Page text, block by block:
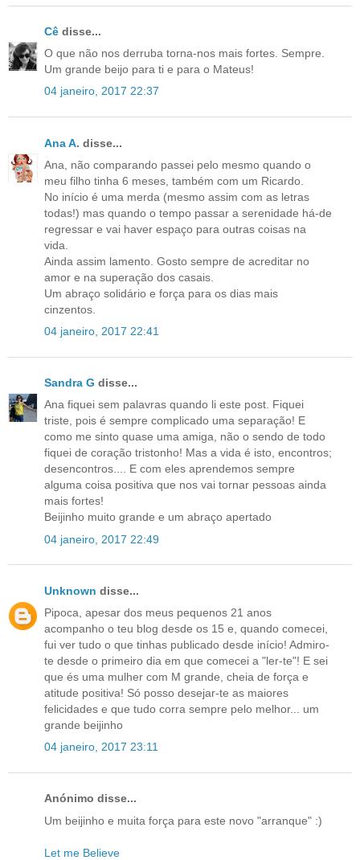
Cê disse...
O que não nos derruba torna-nos mais fortes. Sempre.
Um grande beijo para ti e para o Mateus!
04 janeiro, 2017 22:37
Ana A. disse...
Ana, não comparando passei pelo mesmo quando o
meu filho tinha 6 meses, também com um Ricardo.
No início é uma merda (mesmo assim com as letras
todas!) mas quando o tempo passar a serenidade há-de
regressar e vai haver espaço para outras coisas na
vida.
Ainda assim lamento. Gosto sempre de acreditar no
amor e na superação dos casais.
Um abraço solidário e força para os dias mais
cinzentos.
04 janeiro, 2017 22:41
Sandra G disse...
Ana fiquei sem palavras quando li este post. Fiquei
triste, pois é sempre complicado uma separação! E
como me sinto quase uma amiga, não o sendo de todo
fiquei de coração tristonho! Mas a vida é isto, encontros;
desencontros.... E com eles aprendemos sempre
alguma coisa positiva que nos vai tornar pessoas ainda
mais fortes!
Beijinho muito grande e um abraço apertado
04 janeiro, 2017 22:49
Unknown disse...
Pipoca, apesar dos meus pequenos 21 anos
acompanho o teu blog desde os 15 e, quando comecei,
fui ver tudo o que tinhas publicado desde início! Admiro-
te desde o primeiro dia em que comecei a "ler-te"! E sei
que és uma mulher com M grande, cheia de força e
atitude positiva! Só posso desejar-te as maiores
felicidades e que tudo corra sempre pelo melhor... um
grande beijinho
04 janeiro, 2017 23:11
Anónimo disse...
Um beijinho e muita força para este novo "arranque" :)
Let me Believe